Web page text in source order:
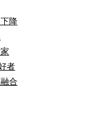
降
者
合